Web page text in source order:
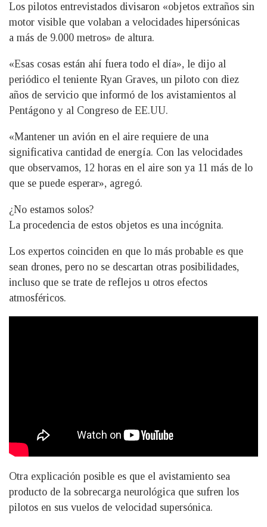
Los pilotos entrevistados divisaron «objetos extraños sin
motor visible que volaban a velocidades hipersónicas
a más de 9.000 metros» de altura.
«Esas cosas están ahí fuera todo el día», le dijo al
periódico el teniente Ryan Graves, un piloto con diez
años de servicio que informó de los avistamientos al
Pentágono y al Congreso de EE.UU.
«Mantener un avión en el aire requiere de una
significativa cantidad de energía. Con las velocidades
que observamos, 12 horas en el aire son ya 11 más de lo
que se puede esperar», agregó.
¿No estamos solos?
La procedencia de estos objetos es una incógnita.
Los expertos coinciden en que lo más probable es que
sean drones, pero no se descartan otras posibilidades,
incluso que se trate de reflejos u otros efectos
atmosféricos.
Otra explicación posible es que el avistamiento sea
producto de la sobrecarga neurológica que sufren los
pilotos en sus vuelos de velocidad supersónica.